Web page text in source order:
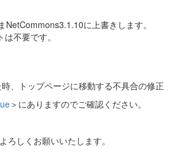
NetCommons3.1.10に上書きします。
不要です。
、トップページに移動する不具合の修正
＞にありますのでご確認ください。
しくお願いいたします。